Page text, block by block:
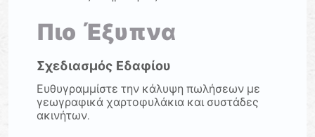
Πιο Έξυπνα
Σχεδιασμός Εδαφίου
Ευθυγραμμίστε την κάλυψη πωλήσεων με
γεωγραφικά χαρτοφυλάκια και συστάδες
ακινήτων.